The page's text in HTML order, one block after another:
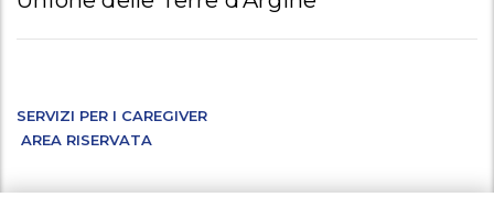
SERVIZI PER I CAREGIVER
AREA RISERVATA